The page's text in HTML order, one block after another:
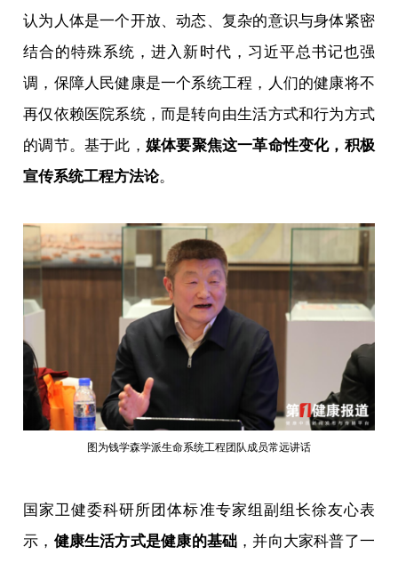
认为人体是一个开放、动态、复杂的意识与身体紧密
结合的特殊系统，进入新时代，习近平总书记也强
调，保障人民健康是一个系统工程，人们的健康将不
再仅依赖医院系统，而是转向由生活方式和行为方式
的调节。基于此， 媒体要聚焦这一革命性变化，积极
宣传系统工程方法论。
图为钱学森学派生命系统工程团队成员常远讲话
国家卫健委科研所团体标准专家组副组长徐友心表
示， 健康生活方式是健康的基础 ，并向大家科普了一